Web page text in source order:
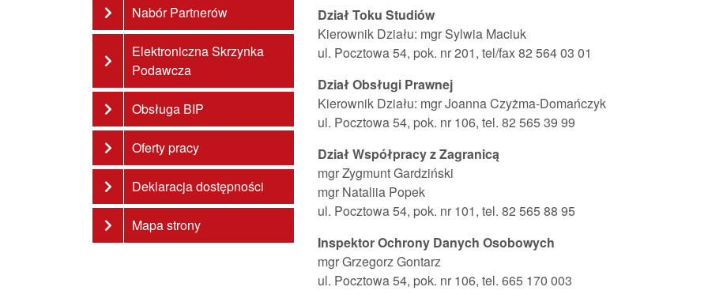
Nabór Partnerów
Elektroniczna Skrzynka
Podawcza
Obsługa BIP
Oferty pracy
Deklaracja dostępności
Mapa strony
Dział Toku Studiów
Kierownik Działu: mgr Sylwia Maciuk
ul. Pocztowa 54, pok. nr 201, tel/fax 82 564 03 01
Dział Obsługi Prawnej
Kierownik Działu: mgr Joanna Czyżma-Domańczyk
ul. Pocztowa 54, pok. nr 106, tel. 82 565 39 99
Dział Współpracy z Zagranicą
mgr Zygmunt Gardziński
mgr Nataliia Popek
ul. Pocztowa 54, pok. nr 101, tel. 82 565 88 95
Inspektor Ochrony Danych Osobowych
mgr Grzegorz Gontarz
ul. Pocztowa 54, pok. nr 106, tel. 665 170 003